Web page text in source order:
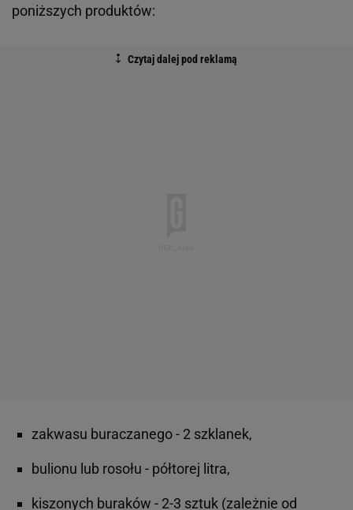
poniższych produktów:
zakwasu buraczanego - 2 szklanek,
bulionu lub rosołu - półtorej litra,
kiszonych buraków - 2-3 sztuk (zależnie od